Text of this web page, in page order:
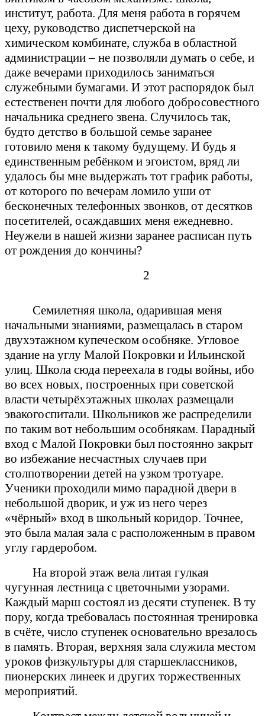
институт, работа. Для меня работа в горячем
цеху, руководство диспетчерской на
химическом комбинате, служба в областной
администрации – не позволяли думать о себе, и
даже вечерами приходилось заниматься
служебными бумагами. И этот распорядок был
естественен почти для любого добросовестного
начальника среднего звена. Случилось так,
будто детство в большой семье заранее
готовило меня к такому будущему. И будь я
единственным ребёнком и эгоистом, вряд ли
удалось бы мне выдержать тот график работы,
от которого по вечерам ломило уши от
бесконечных телефонных звонков, от десятков
посетителей, осаждавших меня ежедневно.
Неужели в нашей жизни заранее расписан путь
от рождения до кончины?
2
Семилетняя школа, одарившая меня
начальными знаниями, размещалась в старом
двухэтажном купеческом особняке. Угловое
здание на углу Малой Покровки и Ильинской
улиц. Школа сюда переехала в годы войны, ибо
во всех новых, построенных при советской
власти четырёхэтажных школах размещали
эвакогоспитали. Школьников же распределили
по таким вот небольшим особнякам. Парадный
вход с Малой Покровки был постоянно закрыт
во избежание несчастных случаев при
столпотворении детей на узком тротуаре.
Ученики проходили мимо парадной двери в
небольшой дворик, и уж из него через
«чёрный» вход в школьный коридор. Точнее,
это была малая зала с расположенным в правом
углу гардеробом.
На второй этаж вела литая гулкая
чугунная лестница с цветочными узорами.
Каждый марш состоял из десяти ступенек. В ту
пору, когда требовалась постоянная тренировка
в счёте, число ступенек основательно врезалось
в память. Вторая, верхняя зала служила местом
уроков физкультуры для старшеклассников,
пионерских линеек и других торжественных
мероприятий.